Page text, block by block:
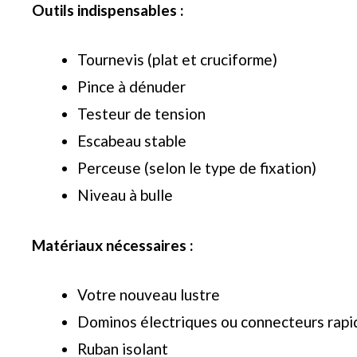
Outils indispensables :
Tournevis (plat et cruciforme)
Pince à dénuder
Testeur de tension
Escabeau stable
Perceuse (selon le type de fixation)
Niveau à bulle
Matériaux nécessaires :
Votre nouveau lustre
Dominos électriques ou connecteurs
Ruban isolant